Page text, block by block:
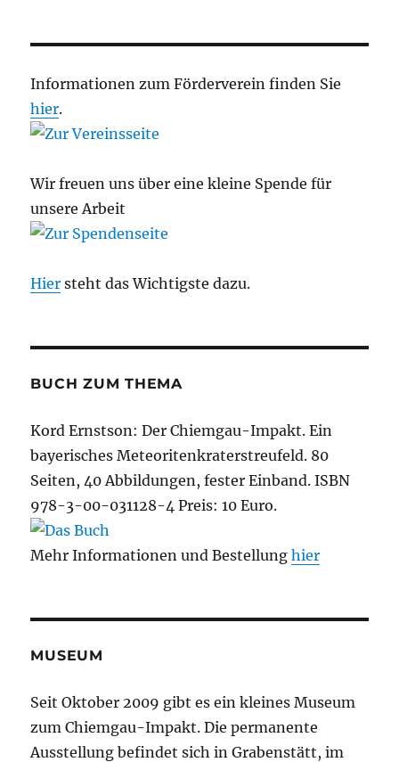
Informationen zum Förderverein finden Sie
hier.
Wir freuen uns über eine kleine Spende für
unsere Arbeit
Hier steht das Wichtigste dazu.
BUCH ZUM THEMA
Kord Ernstson: Der Chiemgau-Impakt. Ein
bayerisches Meteoritenkraterstreufeld. 80
Seiten, 40 Abbildungen, fester Einband. ISBN
978-3-00-031128-4 Preis: 10 Euro.
Mehr Informationen und Bestellunghier
MUSEUM
Seit Oktober 2009 gibt es ein kleines Museum
zum Chiemgau-Impakt. Die permanente
Ausstellung befindet sich in Grabenstätt, im